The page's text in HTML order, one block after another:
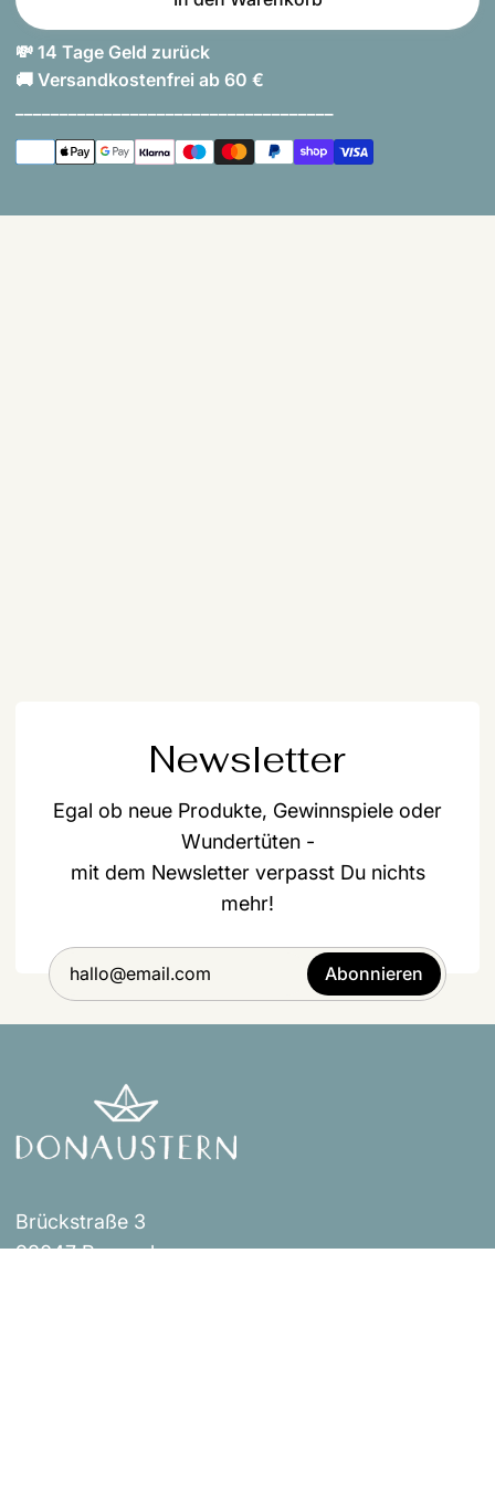
💸 14 Tage Geld zurück
🚚 Versandkostenfrei ab 60 €
Newsletter
Egal ob neue Produkte, Gewinnspiele oder
Wundertüten -
mit dem Newsletter verpasst Du nichts
mehr!
Abonnieren
Brückstraße 3
93047 Regensburg